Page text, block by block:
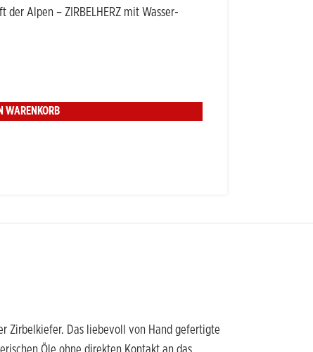
der Alpen – ZIRBELHERZ mit Wasser-
WARENKORB
Zirbelkiefer. Das liebevoll von Hand gefertigte